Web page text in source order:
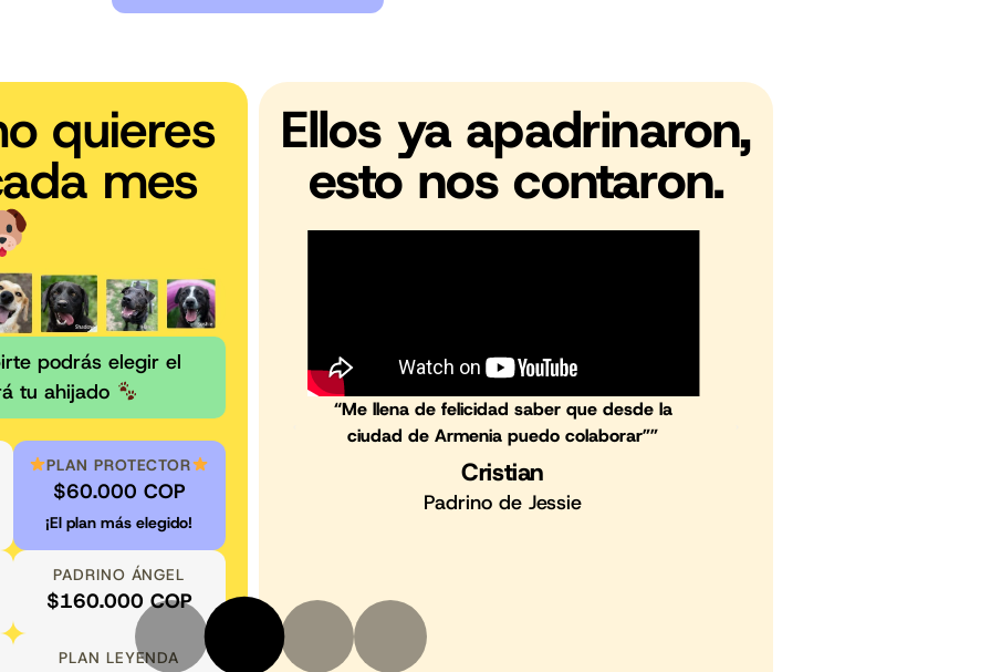
quieres
mes
podrás elegir el
tu ahijado
PLAN PROTECTOR
$60.000 COP
¡El plan más elegido!
PADRINO ÁNGEL
$160.000 COP
PLAN LEYENDA
Ellos ya apadrinaron,
esto nos contaron.
certificado de
mi dinero y que
que es”
Cindy Lu
“Me llena de felicidad saber que desde la
ciudad de Armenia puedo colaborar””
Cristian
Padrino de Jessie